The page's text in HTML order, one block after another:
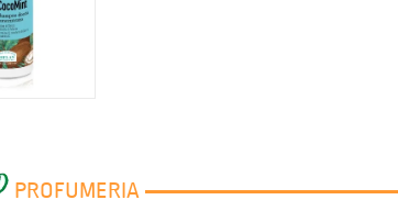
PROFUMERIA